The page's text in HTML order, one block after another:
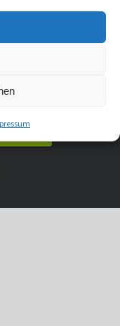
Marke der süc // dacor